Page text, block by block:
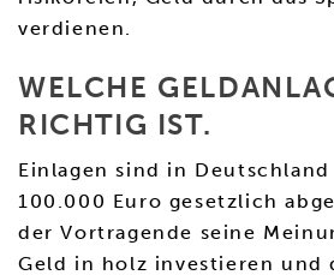
verdienen.
WELCHE
RICHTIG IST.
Einlagen sind in
100.000 Euro gesetzlich
der Vortragende seine
Geld in holz investieren und